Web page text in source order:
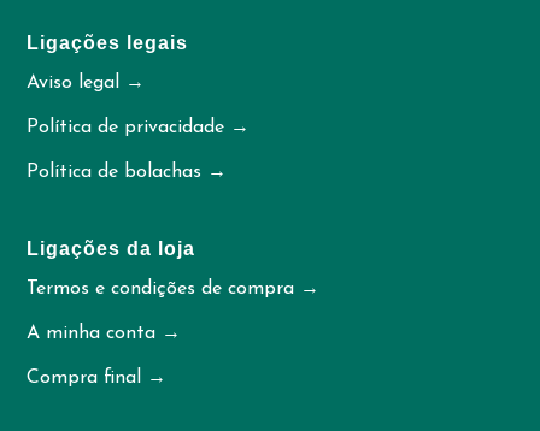
Ligações legais
Aviso legal →
Política de privacidade →
Política de bolachas →
Ligações da loja
Termos e condições de compra →
A minha conta →
Compra final →